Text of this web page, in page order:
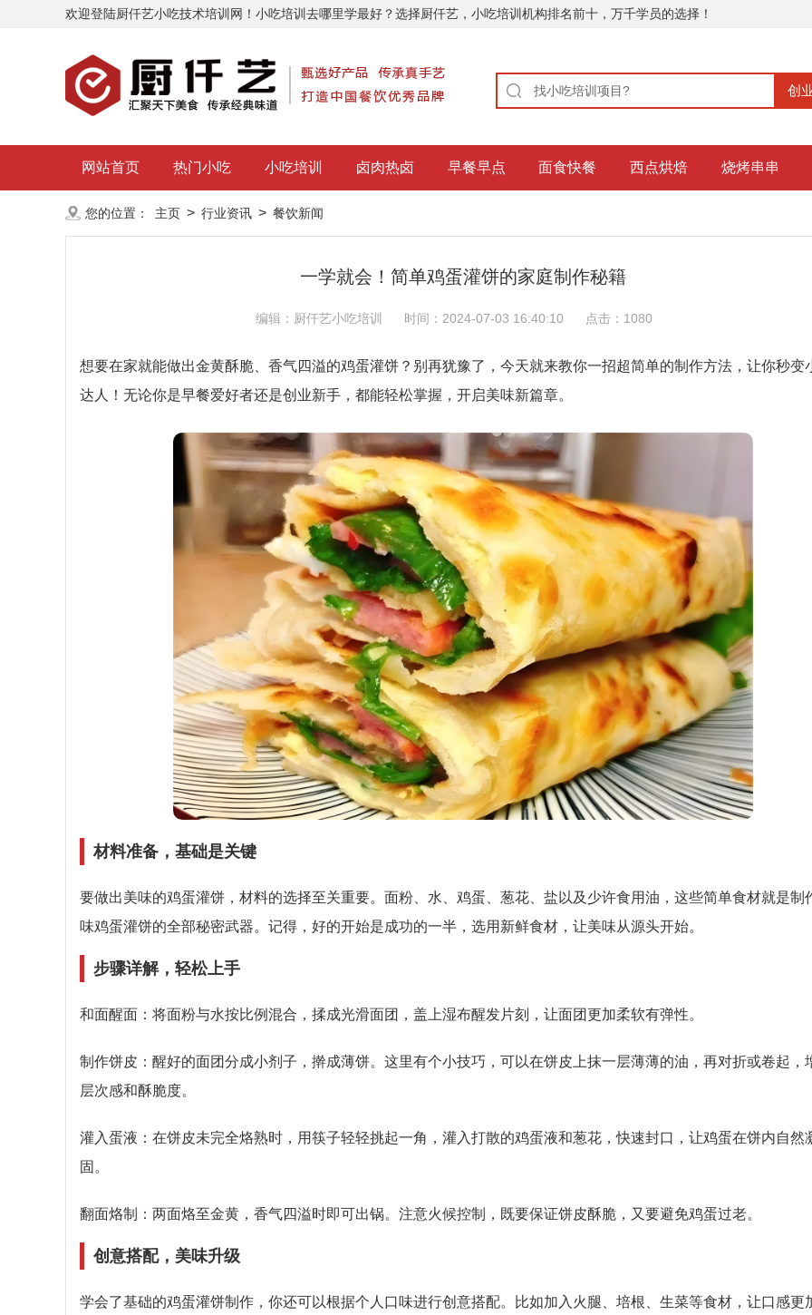
欢迎登陆厨仟艺小吃技术培训网！小吃培训去哪里学最好？选择厨仟艺，小吃培训机构排名前十，万千学员的选择！
网站首页 热门小吃 小吃培训 卤肉热卤 早餐早点 面食快餐 西点烘焙 烧烤串串
您的位置： 主页 > 行业资讯 > 餐饮新闻
一学就会！简单鸡蛋灌饼的家庭制作秘籍
编辑：厨仟艺小吃培训 时间：2024-07-03 16:40:10 点击： 1080
想要在家就能做出金黄酥脆、香气四溢的鸡蛋灌饼？别再犹豫了，今天就来教你一招超简单的制作方法，让你秒变
达人！无论你是早餐爱好者还是创业新手，都能轻松掌握，开启美味新篇章。
材料准备，基础是关键
要做出美味的鸡蛋灌饼，材料的选择至关重要。面粉、水、鸡蛋、葱花、盐以及少许食用油，这些简单食材就是制
味鸡蛋灌饼的全部秘密武器。记得，好的开始是成功的一半，选用新鲜食材，让美味从源头开始。
步骤详解，轻松上手
和面醒面：将面粉与水按比例混合，揉成光滑面团，盖上湿布醒发片刻，让面团更加柔软有弹性。
制作饼皮：醒好的面团分成小剂子，擀成薄饼。这里有个小技巧，可以在饼皮上抹一层薄薄的油，再对折或卷起，
层次感和酥脆度。
灌入蛋液：在饼皮未完全烙熟时，用筷子轻轻挑起一角，灌入打散的鸡蛋液和葱花，快速封口，让鸡蛋在饼内自然
固。
翻面烙制：两面烙至金黄，香气四溢时即可出锅。注意火候控制，既要保证饼皮酥脆，又要避免鸡蛋过老。
创意搭配，美味升级
学会了基础的鸡蛋灌饼制作，你还可以根据个人口味进行创意搭配。比如加入火腿、培根、生菜等食材，让口感更